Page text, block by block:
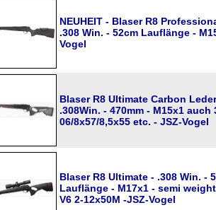
NEUHEIT - Blaser R8
.308 Win. - 52cm Lauflänge -
Vogel
Blaser R8 Ultimate Carbon
.308Win. - 470mm - M15x1 auch
06/8x57/8,5x55 etc. - JSZ-Vogel
Blaser R8 Ultimate - .308 Win. -
Lauflänge - M17x1 - semi weight
V6 2-12x50M -JSZ-Vogel